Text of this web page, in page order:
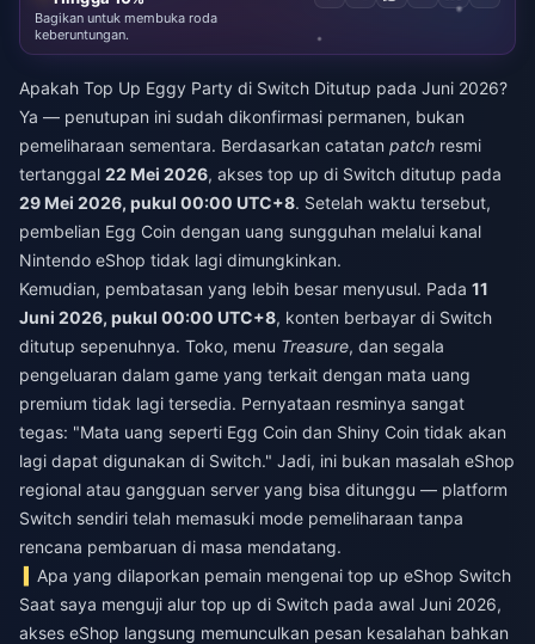
Bagikan untuk membuka roda
keberuntungan.
Apakah Top Up Eggy Party di Switch Ditutup pada Juni 2026?
Ya — penutupan ini sudah dikonfirmasi permanen, bukan
pemeliharaan sementara. Berdasarkan catatan patch resmi
tertanggal 22 Mei 2026, akses top up di Switch ditutup pada
29 Mei 2026, pukul 00:00 UTC+8. Setelah waktu tersebut,
pembelian Egg Coin dengan uang sungguhan melalui kanal
Nintendo eShop tidak lagi dimungkinkan.
Kemudian, pembatasan yang lebih besar menyusul. Pada 11
Juni 2026, pukul 00:00 UTC+8, konten berbayar di Switch
ditutup sepenuhnya. Toko, menu Treasure, dan segala
pengeluaran dalam game yang terkait dengan mata uang
premium tidak lagi tersedia. Pernyataan resminya sangat
tegas: "Mata uang seperti Egg Coin dan Shiny Coin tidak akan
lagi dapat digunakan di Switch." Jadi, ini bukan masalah eShop
regional atau gangguan server yang bisa ditunggu — platform
Switch sendiri telah memasuki mode pemeliharaan tanpa
rencana pembaruan di masa mendatang.
Apa yang dilaporkan pemain mengenai top up eShop Switch
Saat saya menguji alur top up di Switch pada awal Juni 2026,
akses eShop langsung memunculkan pesan kesalahan bahkan